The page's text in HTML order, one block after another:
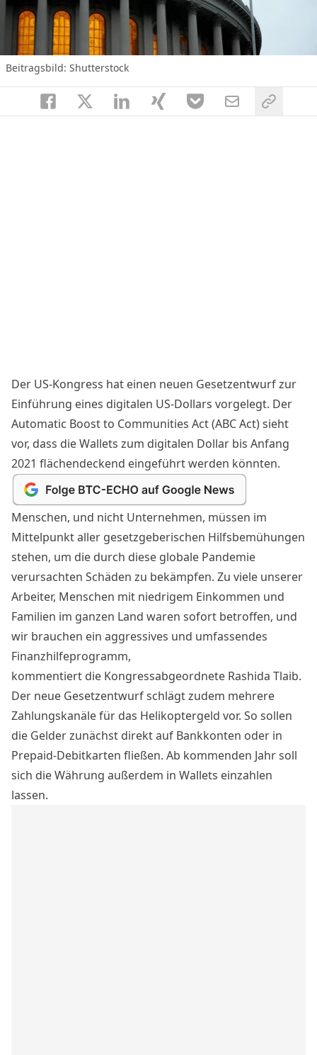
Beitragsbild: Shutterstock
Der US-Kongress hat einen neuen Gesetzentwurf zur
Einführung eines digitalen US-Dollars vorgelegt. Der
Automatic Boost to Communities Act (ABC Act)sieht
vor, dass die Wallets zum digitalen Dollar bis Anfang
2021 flächendeckend eingeführt werden könnten.
Menschen, und nicht Unternehmen, müssen im
Mittelpunkt aller gesetzgeberischen Hilfsbemühungen
stehen, um die durch diese globale Pandemie
verursachten Schäden zu bekämpfen. Zu viele unserer
Arbeiter, Menschen mit niedrigem Einkommen und
Familien im ganzen Land waren sofort betroffen, und
wir brauchen ein aggressives und umfassendes
Finanzhilfeprogramm,
kommentiert die Kongressabgeordnete Rashida Tlaib.
Der neue Gesetzentwurf schlägt zudem mehrere
Zahlungskanäle für das Helikoptergeld vor. So sollen
die Gelder zunächst direkt auf Bankkonten oder in
Prepaid-Debitkarten fließen. Ab kommenden Jahr soll
sich die Währung außerdem in Wallets einzahlen
lassen.